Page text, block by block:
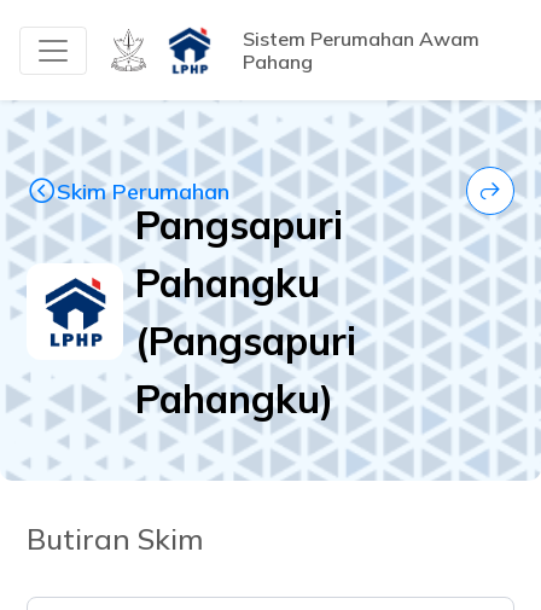
Skim Perumahan
Pangsapuri
Pahangku
(Pangsapuri
Pahangku)
Butiran Skim
Sistem Perumahan Awam
Pahang